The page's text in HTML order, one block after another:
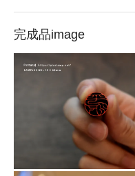
完成品image